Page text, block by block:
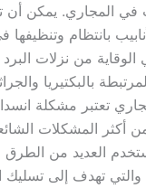
في المجاري. يمكن
بانتظام
من نزلات
بالبكتيريا
تعتبر مشكلة
أكثر المشكلات
العديد من الطرق
والتي تهدف إلى